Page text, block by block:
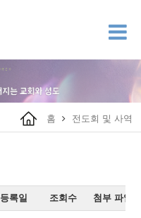
홈 전도회 및 사역
등록일 조회수 첨부 파일